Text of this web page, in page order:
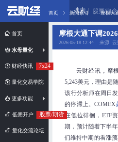
首页
水母量化
财经快讯 7x24
量化交易学院
更多功能
低佣开户 股票/期货
量化交流论坛
首页 新闻索引 摩根大
搜索 股票/概
摩根大通下调
2026-05-18 12:44 来源:
云财经讯，摩
5,243美元，理由是
该行分析师在周日
的停滞上。COMEX
在低位徘徊，ETF
期，预计随着下半
们维持中期的看涨